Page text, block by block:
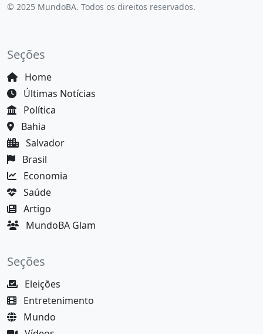
© 2025 MundoBA. Todos os direitos reservados.
Seções
Home
Últimas Notícias
Política
Bahia
Salvador
Brasil
Economia
Saúde
Artigo
MundoBA Glam
Seções
Eleições
Entretenimento
Mundo